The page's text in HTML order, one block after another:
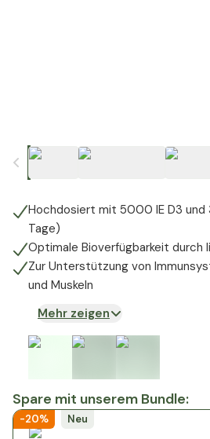
Hochdosiert mit 5000 IE D3 und
Tage)
Optimale Bioverfügbarkeit durch
Zur Unterstützung von
und Muskeln
Mehr zeigen
Spare mit unserem Bundle:
-20% Neu